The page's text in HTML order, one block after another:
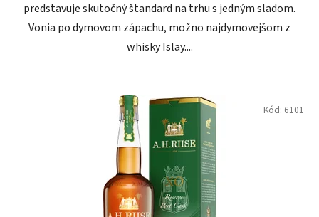
predstavuje skutočný štandard na trhu s jedným sladom.
Vonia po dymovom zápachu, možno najdymovejšom z
whisky Islay....
Kód: 6101